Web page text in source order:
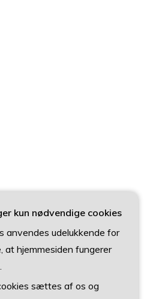
kun nødvendige cookies
anvendes udelukkende for
at hjemmesiden fungerer
sættes af os og